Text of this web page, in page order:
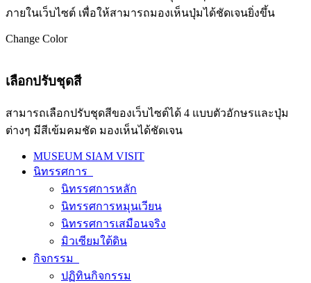
ภายในเว็บไซต์ เพื่อให้สามารถมองเห็นปุ่มได้ชัดเจนยิ่งขึ้น
Change Color
เลือกปรับชุดสี
สามารถเลือกปรับชุดสีของเว็บไซต์ได้ 4 แบบตัวอักษรและปุ่ม
ต่างๆ มีสีเข้มคมชัด มองเห็นได้ชัดเจน
MUSEUM SIAM VISIT
นิทรรศการ
นิทรรศการหลัก
นิทรรศการหมุนเวียน
นิทรรศการเสมือนจริง
มิวเซียมใต้ดิน
กิจกรรม
ปฏิทินกิจกรรม